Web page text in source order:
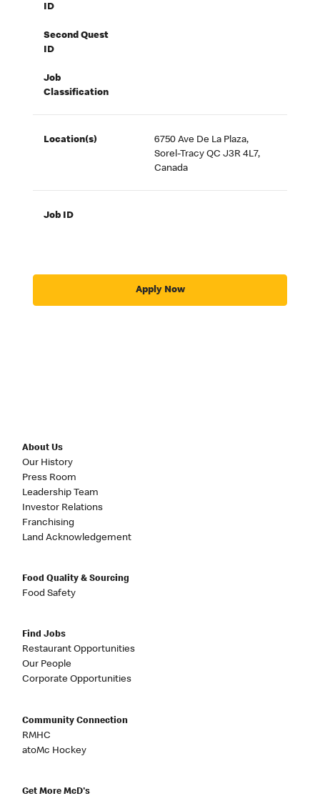
ID
Second Quest
ID
Job
Classification
Location(s)
6750 Ave De La Plaza,
Sorel-Tracy QC J3R 4L7,
Canada
Job ID
Apply Now
About Us
Our History
Press Room
Leadership Team
Investor Relations
Franchising
Land Acknowledgement
Food Quality & Sourcing
Food Safety
Find Jobs
Restaurant Opportunities
Our People
Corporate Opportunities
Community Connection
RMHC
atoMc Hockey
Get More McD's